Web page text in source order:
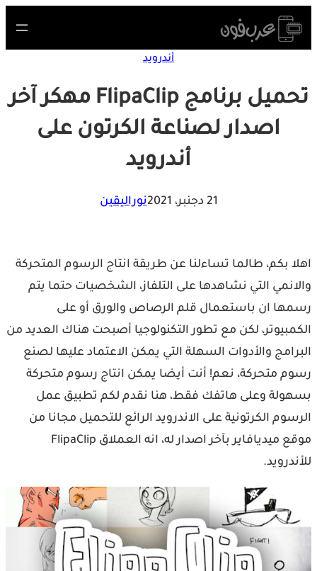
Skip
to
أندرويد
تحميل برنامج FlipaClip مهكر آخر
اصدار لصناعة الكرتون على
أندرويد
21 دجنبر، 2021 نوراليقين
اهلا بكم، طالما تساءلنا عن طريقة انتاج الرسوم المتحركة
والانمي التي نشاهدها على التلفاز، الشخصيات حتما يتم
رسمها ان باستعمال قلم الرصاص والورق أو على
الكمبيوتر، لكن مع تطور التكنولوجيا أصبحت هناك العديد من
البرامج والأدوات السهلة التي يمكن الاعتماد عليها لصنع
رسوم متحركة، نعم! أنت أيضا يمكن انتاج رسوم متحركة
بسهولة وعلى هاتفك فقط، هنا نقدم لكم تطبيق عمل
الرسوم الكرتونية على الاندرويد الرائع للتحميل مجانا من
موقع ميديافاير بآخر اصدار له، انه العملاق FlipaClip
للأندرويد.